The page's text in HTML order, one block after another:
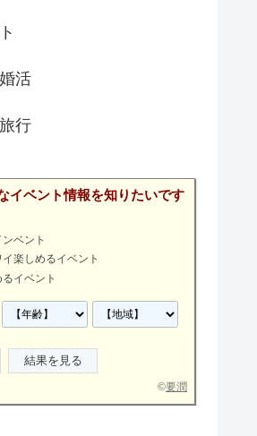
活
行
イベント情報を知りたいです
ベント
楽しめるイベント
イベント
©要潤